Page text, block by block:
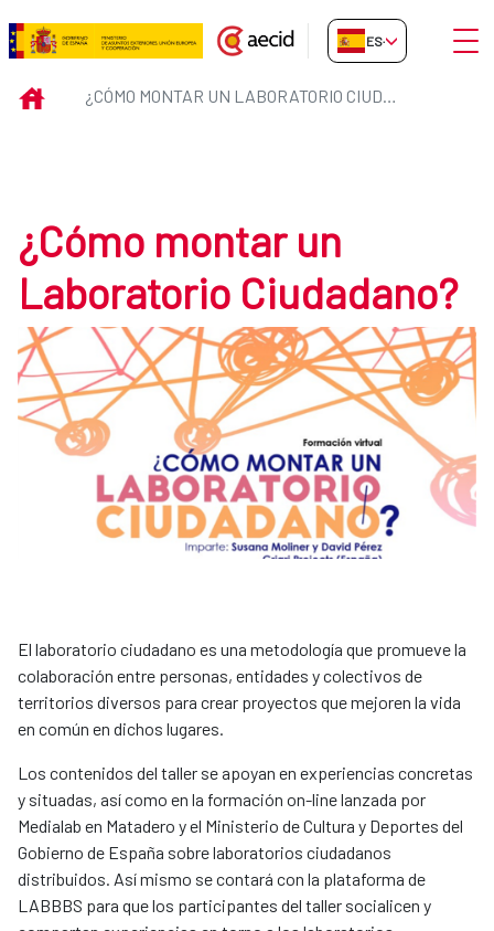
Saltar al contenido principal
¿Cómo montar un Laboratorio
ES-ES Abrir
INICIO ¿CÓMO MONTAR UN LABORATORIO CIUDADANO?
¿Cómo montar un
Laboratorio Ciudadano?
El laboratorio ciudadano es una metodología que promueve la
colaboración entre personas, entidades y colectivos de
territorios diversos para crear proyectos que mejoren la vida
en común en dichos lugares.
Los contenidos del taller se apoyan en experiencias concretas
y situadas, así como en la formación on-line lanzada por
Medialab en Matadero y el Ministerio de Cultura y Deportes del
Gobierno de España sobre laboratorios ciudadanos
distribuidos. Así mismo se contará con la plataforma de
LABBBS para que los participantes del taller socialicen y